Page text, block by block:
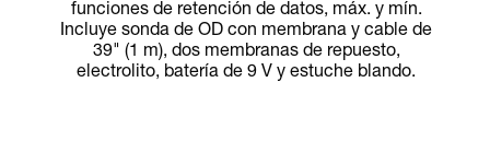
funciones de retención de datos, máx. y mín.
Incluye sonda de OD con membrana y cable de
39" (1 m), dos membranas de repuesto,
electrolito, batería de 9 V y estuche blando.